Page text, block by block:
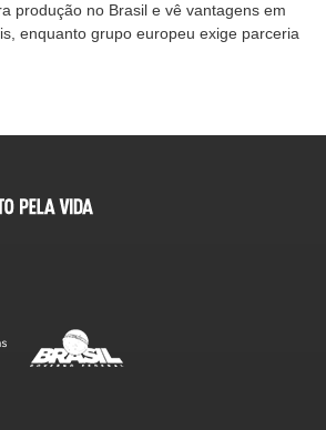
produção no Brasil e vê vantagens em
enquanto grupo europeu exige parceria